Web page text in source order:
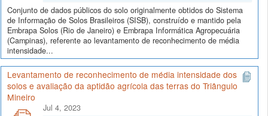
Conjunto de dados públicos do solo originalmente obtidos do Sistema
de Informação de Solos Brasileiros (SISB), construído e mantido pela
Embrapa Solos (Rio de Janeiro) e Embrapa Informática Agropecuária
(Campinas), referente ao levantamento de reconhecimento de média
intensidade...
Levantamento de reconhecimento de média intensidade dos
solos e avaliação da aptidão agrícola das terras do Triângulo
Mineiro
Jul 4, 2023